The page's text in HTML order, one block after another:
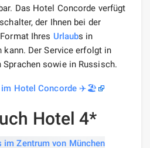
Das Hotel Concorde verfügt
der Ihnen bei der
Ihres Urlaubs in
Der Service erfolgt in
Sprachen sowie in Russisch.
im Hotel Concorde ✈️🏖️
Hotel 4*